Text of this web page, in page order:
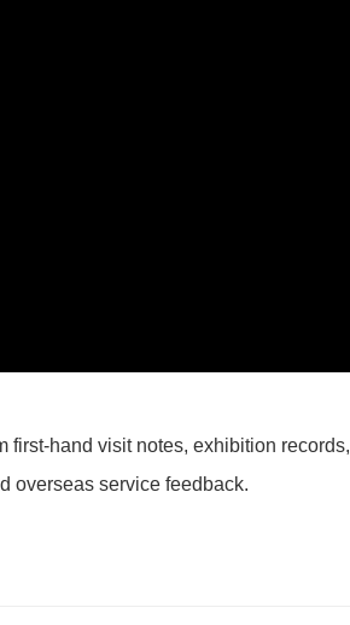
first-hand visit notes, exhibition
overseas service feedback.